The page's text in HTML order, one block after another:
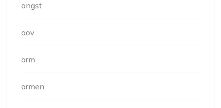
angst
aov
arm
armen